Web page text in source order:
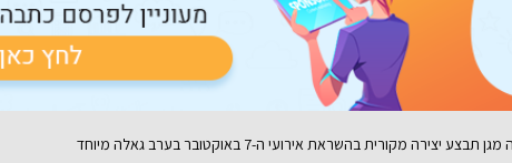
תבצע יצירה מקורית בהשראת אירועי ה-7 באוקטובר בערב גאלה מיוחד